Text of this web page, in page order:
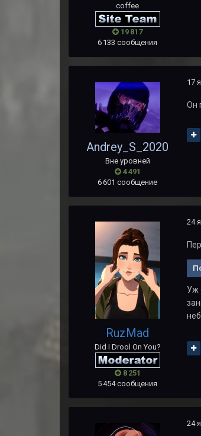
coffee
19 817
6 133 сообщения
Andrey_S_2020
Вне уровней
4 491
6 601 сообщение
17
Он
RuzMad
Did I Drool On You?
8 251
5 454 сообщения
24
Уж
24